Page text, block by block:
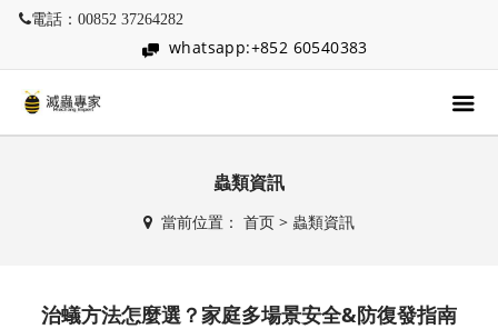
電話：00852 37264282
whatsapp:+852 60540383
蟲類資訊
當前位置： 首页> 蟲類資訊
治蟻方法怎麼選？家庭多場景安全&防復發指南